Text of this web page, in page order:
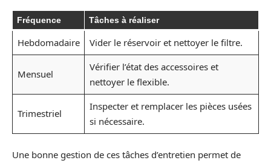
Fréquence Tâches à réaliser
Hebdomadaire Vider le réservoir et nettoyer le filtre.
Mensuel
Vérifier l’état des accessoires et
nettoyer le flexible.
Trimestriel
Inspecter et remplacer les pièces usées
si nécessaire.
Une bonne gestion de ces tâches d’entretien permet de